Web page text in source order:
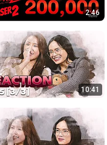
2:46
10:41